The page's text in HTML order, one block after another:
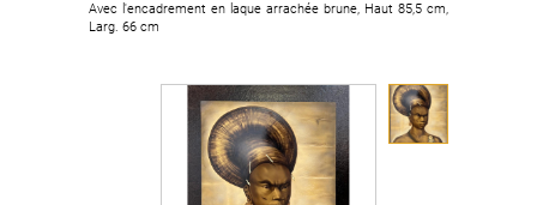
Avec l'encadrement en laque arrachée brune, Haut 85,5 cm,
Larg. 66 cm